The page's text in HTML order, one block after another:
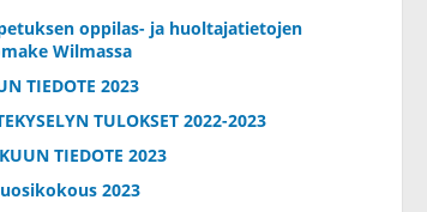
oppilas- ja huoltajatietojen
Wilmassa
TIEDOTE 2023
TULOKSET 2022-2023
TIEDOTE 2023
2023